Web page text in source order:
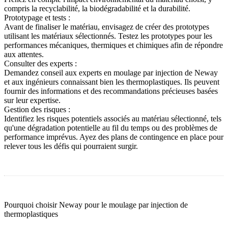
compris la recyclabilité, la biodégradabilité et la durabilité.
Prototypage et tests :
Avant de finaliser le matériau, envisagez de créer des prototypes
utilisant les matériaux sélectionnés. Testez les prototypes pour les
performances mécaniques, thermiques et chimiques afin de répondre
aux attentes.
Consulter des experts :
Demandez conseil aux experts en moulage par injection de Neway
et aux ingénieurs connaissant bien les thermoplastiques. Ils peuvent
fournir des informations et des recommandations précieuses basées
sur leur expertise.
Gestion des risques :
Identifiez les risques potentiels associés au matériau sélectionné, tels
qu'une dégradation potentielle au fil du temps ou des problèmes de
performance imprévus. Ayez des plans de contingence en place pour
relever tous les défis qui pourraient surgir.
Pourquoi choisir Neway pour le moulage par injection de
thermoplastiques